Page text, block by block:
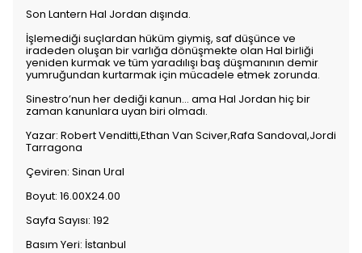
Son Lantern Hal Jordan dışında.
İşlemediği suçlardan hüküm giymiş, saf düşünce ve
iradeden oluşan bir varlığa dönüşmekte olan Hal birliği
yeniden kurmak ve tüm yaradılışı baş düşmanının demir
yumruğundan kurtarmak için mücadele etmek zorunda.
Sinestro’nun her dediği kanun... ama Hal Jordan hiç bir
zaman kanunlara uyan biri olmadı.
Yazar: Robert Venditti,Ethan Van Sciver,Rafa Sandoval,Jordi
Tarragona
Çeviren: Sinan Ural
Boyut: 16.00X24.00
Sayfa Sayısı: 192
Basım Yeri: İstanbul